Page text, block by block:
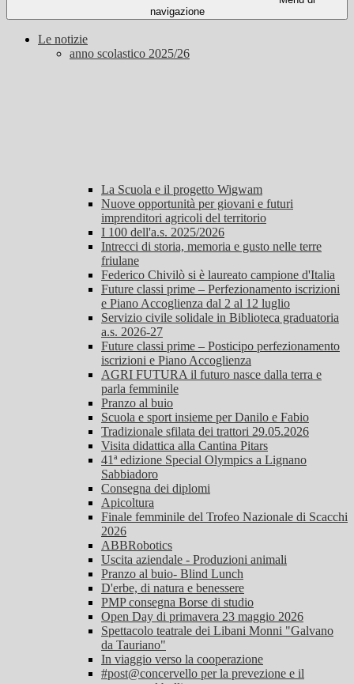
navigazione
Le notizie
anno scolastico 2025/26
La Scuola e il progetto Wigwam
Nuove opportunità per giovani e futuri
imprenditori agricoli del territorio
I 100 dell'a.s. 2025/2026
Intrecci di storia, memoria e gusto nelle terre
friulane
Federico Chivilò si è laureato campione d'Italia
Future classi prime – Perfezionamento iscrizioni
e Piano Accoglienza dal 2 al 12 luglio
Servizio civile solidale in Biblioteca graduatoria
a.s. 2026-27
Future classi prime – Posticipo perfezionamento
iscrizioni e Piano Accoglienza
AGRI FUTURA il futuro nasce dalla terra e
parla femminile
Pranzo al buio
Scuola e sport insieme per Danilo e Fabio
Tradizionale sfilata dei trattori 29.05.2026
Visita didattica alla Cantina Pitars
41ª edizione Special Olympics a Lignano
Sabbiadoro
Consegna dei diplomi
Apicoltura
Finale femminile del Trofeo Nazionale di Scacchi
2026
ABBRobotics
Uscita aziendale - Produzioni animali
Pranzo al buio- Blind Lunch
D'erbe, di natura e benessere
PMP consegna Borse di studio
Open Day di primavera 23 maggio 2026
Spettacolo teatrale dei Libani Monni "Galvano
da Tauriano"
In viaggio verso la cooperazione
#post@concervello per la prevezione e il